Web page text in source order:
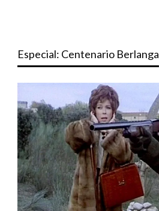
Especial: Centenario Berlanga